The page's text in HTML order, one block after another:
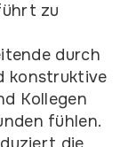
zu
durch
konstruktive
Kollegen
fühlen.